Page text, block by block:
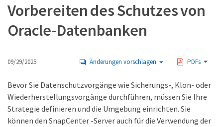
Vorbereiten des Schutzes von
Oracle-Datenbanken
09/29/2025 Änderungen vorschlagen PDFs
Bevor Sie Datenschutzvorgänge wie Sicherungs-, Klon- oder
Wiederherstellungsvorgänge durchführen, müssen Sie Ihre
Strategie definieren und die Umgebung einrichten. Sie
können den SnapCenter -Server auch für die Verwendung der